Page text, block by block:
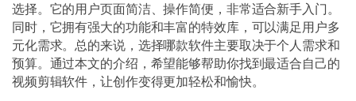
选择。它的用户页面简洁、操作简便，非常适合新手入门。
同时，它拥有强大的功能和丰富的特效库，可以满足用户多
元化需求。总的来说，选择哪款软件主要取决于个人需求和
预算。通过本文的介绍，希望能够帮助你找到最适合自己的
视频剪辑软件，让创作变得更加轻松和愉快。